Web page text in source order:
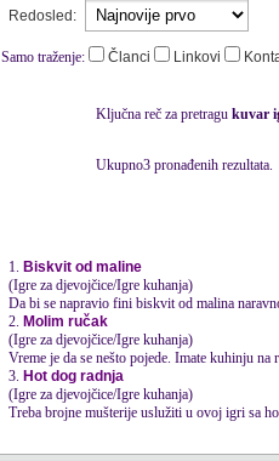
Redosled:
Samo traženje: Članci Linkovi
Ključna reč za pretragu kuvar
Ukupno3 pronađenih rezultata.
1. Biskvit od maline
(Igre za djevojčice/Igre kuhanja)
Da bi se napravio fini biskvit od malina
2. Molim ručak
(Igre za djevojčice/Igre kuhanja)
Vreme je da se nešto pojede. Imate kuhinju
3. Hot dog radnja
(Igre za djevojčice/Igre kuhanja)
Treba brojne mušterije uslužiti u ovoj igri sa